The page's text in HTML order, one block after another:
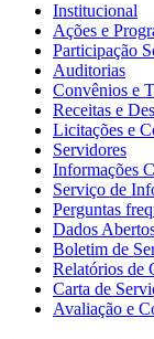
Institucional
Ações e
Participação
Auditorias
Convênios e
Receitas e
Licitações e
Servidores
Informações
Serviço de
Perguntas
Dados
Boletim de
Relatórios de
Carta de
Avaliação e